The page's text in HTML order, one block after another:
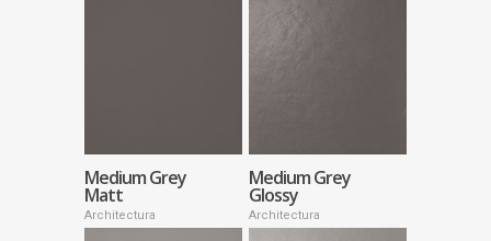
Medium Grey
Matt
Architectura
Medium Grey
Glossy
Architectura